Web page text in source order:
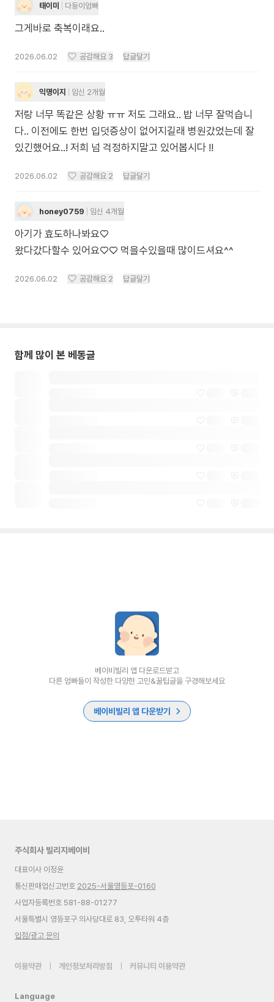
태이미 다둥이엄빠
그게바로 축복이래요..
2026.06.02 공감해요 3 답글달기
익명이지 임신 2개월
저랑 너무 똑같은 상황 ㅠㅠ 저도 그래요.. 밥 너무 잘먹습니
다.. 이전에도 한번 입덧증상이 없어지길래 병원갔었는데 잘
있긴했어요..! 저희 넘 걱정하지말고 있어봅시다 !!
2026.06.02 공감해요 2 답글달기
honey0759 임신 4개월
아기가 효도하나봐요♡
왔다갔다할수 있어요♡♡ 먹을수있을때 많이드셔요^^
2026.06.02 공감해요 2 답글달기
함께 많이 본 베동글
베이비빌리 앱 다운로드받고
다른 엄빠들이 작성한 다양한 고민&꿀팁글을 구경해보세요
베이비빌리 앱 다운받기
주식회사 빌리지베이비
대표이사 이정윤
통신판매업신고번호 2025-서울영등포-0160
사업자등록번호 581-88-01277
서울특별시 영등포구 의사당대로 83, 오투타워 4층
입점/광고 문의
이용약관 개인정보처리방침 커뮤니티 이용약관
Language